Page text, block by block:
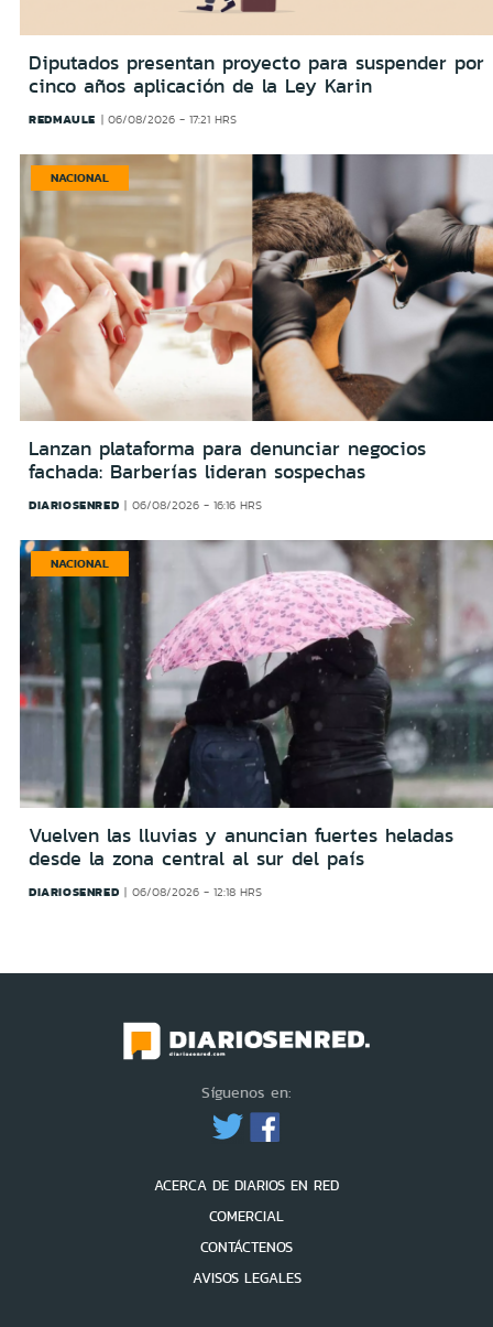
Diputados presentan proyecto para suspender por
cinco años aplicación de la Ley Karin
REDMAULE 06/08/2026 - 17:21 HRS
NACIONAL
Lanzan plataforma para denunciar negocios
fachada: Barberías lideran sospechas
DIARIOSENRED 06/08/2026 - 16:16 HRS
NACIONAL
Vuelven las lluvias y anuncian fuertes heladas
desde la zona central al sur del país
DIARIOSENRED 06/08/2026 - 12:18 HRS
Síguenos en:
ACERCA DE DIARIOS EN RED
COMERCIAL
CONTÁCTENOS
AVISOS LEGALES